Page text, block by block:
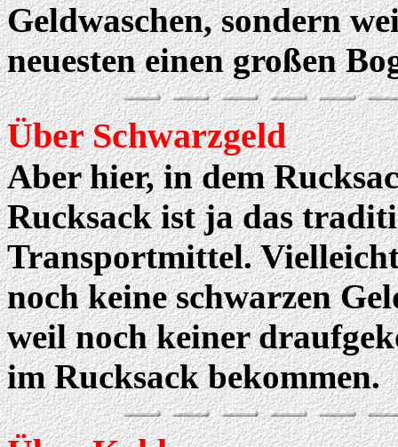
Geldwaschen, sondern
neuesten einen großen
Über Schwarzgeld
Aber hier, in dem
Rucksack ist ja das
Transportmittel.
noch keine schwarzen
weil noch keiner
im Rucksack bekommen.